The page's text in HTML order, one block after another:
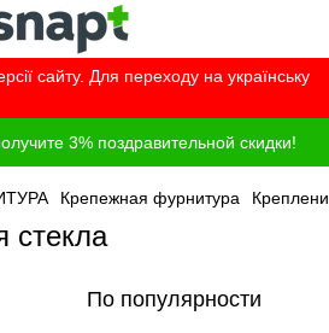
сайту. Для переходу на українську
3% поздравительной скидки!
Крепежная фурнитура
стекла
По популярности